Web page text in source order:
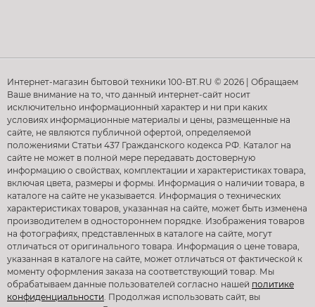
Интернет-магазин бытовой техники 100-BT.RU © 2026 | Обращаем
Ваше внимание на то, что данный интернет-сайт носит
исключительно информационный характер и ни при каких
условиях информационные материалы и цены, размещенные на
сайте, не являются публичной офертой, определяемой
положениями Статьи 437 Гражданского кодекса РФ. Каталог на
сайте не может в полной мере передавать достоверную
информацию о свойствах, комплектации и характеристиках товара,
включая цвета, размеры и формы. Информация о наличии товара, в
каталоге на сайте не указывается. Информация о технических
характеристиках товаров, указанная на сайте, может быть изменена
производителем в одностороннем порядке. Изображения товаров
на фотографиях, представленных в каталоге на сайте, могут
отличаться от оригинального товара. Информация о цене товара,
указанная в каталоге на сайте, может отличаться от фактической к
моменту оформления заказа на соответствующий товар. Мы
обрабатываем данные пользователей согласно нашей политике
конфиденциальности. Продолжая использовать сайт, вы